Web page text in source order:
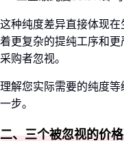
这种纯度差异直接体现
着更复杂的提纯工序和
采购者忽视。
理解您实际需要的纯度
一步。
二、三个被忽视的价